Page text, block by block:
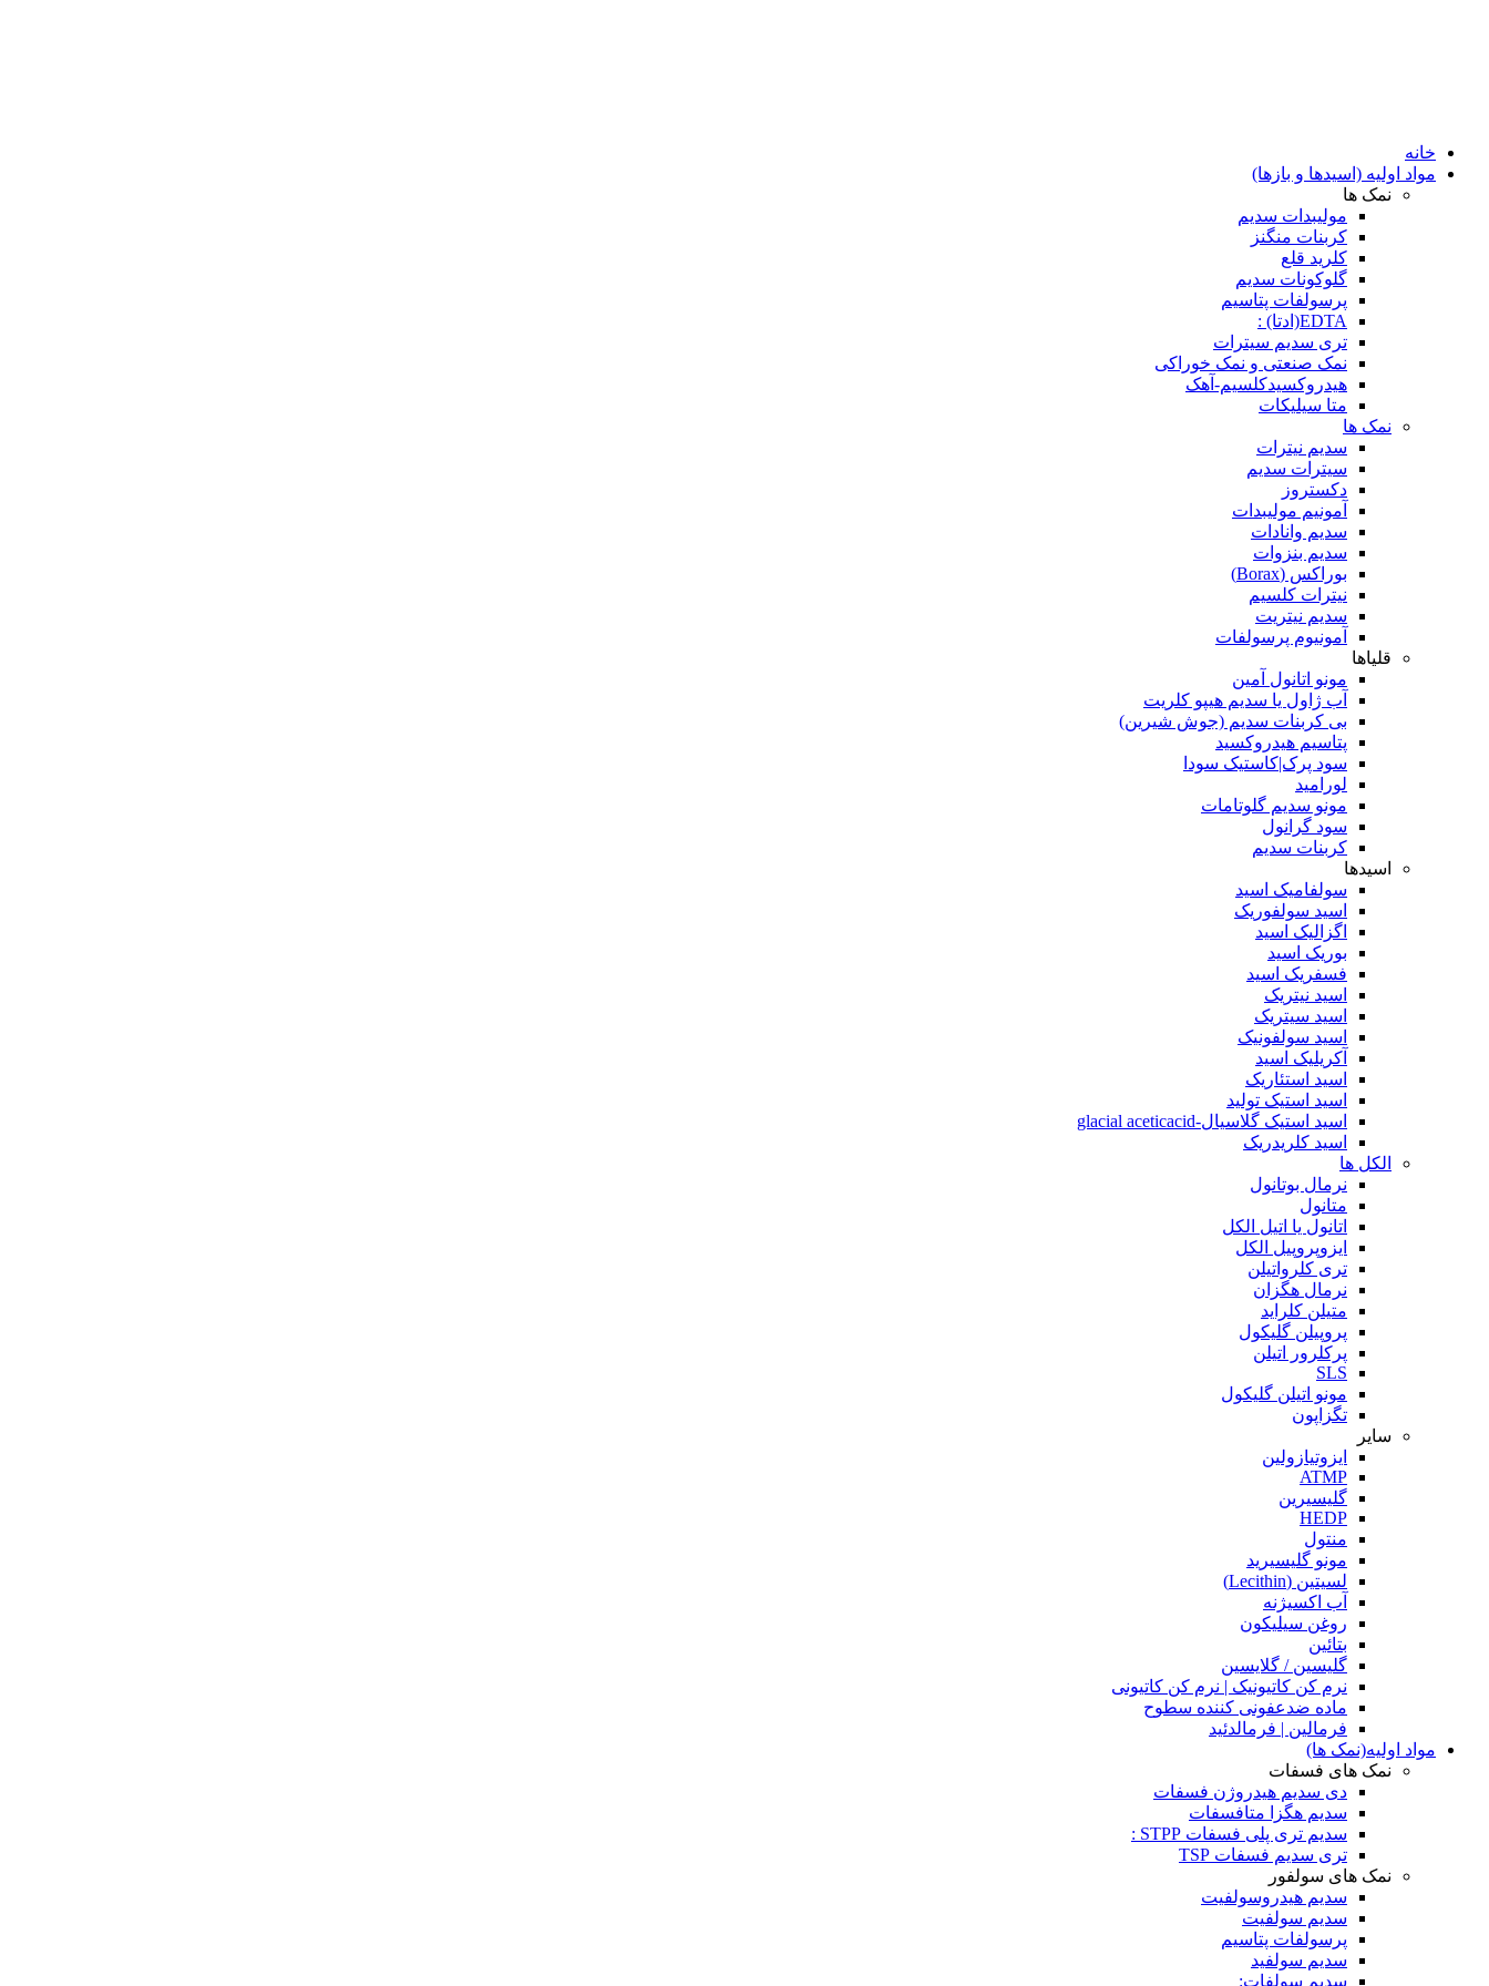
خانه
مواد اولیه (اسیدها و بازها)
نمک ها
مولیبدات سدیم
کربنات منگنز
کلرید قلع
گلوکونات سدیم
پرسولفات پتاسیم
EDTA(ادتا) :
تری سدیم سیترات
نمک صنعتی و نمک خوراکی
هیدروکسیدکلسیم-آهک
متا سیلیکات
نمک ها
سدیم نیترات
سیترات سدیم
دکستروز
آمونیم مولیبدات
سدیم وانادات
سدیم بنزوات
بوراکس (Borax)
نیترات کلسیم
سدیم نیتریت
آمونیوم پرسولفات
قلیاها
مونو اتانول آمین
آب ژاول یا سدیم هیپو کلریت
بی کربنات سدیم (جوش شیرین)
پتاسیم هیدروکسید
سود پرک|کاستیک سودا
لورامید
مونو سدیم گلوتامات
سود گرانول
کربنات سدیم
اسیدها
سولفامیک اسید
اسید سولفوریک
اگزالیک اسید
بوریک اسید
فسفریک اسید
اسید نیتریک
اسید سیتریک
اسید سولفونیک
آکریلیک اسید
اسید استئاریک
اسید استیک تولید
اسید استیک گلاسیال-glacial aceticacid
اسید کلریدریک
الکل ها
نرمال بوتانول
متانول
اتانول یا اتیل الکل
ایزوپروپیل الکل
تری کلرواتیلن
نرمال هگزان
متیلن کلراید
پروپیلن گلیکول
پرکلرور اتیلن
SLS
مونو اتیلن گلیکول
تگزاپون
سایر
ایزوتیازولین
ATMP
گلیسیرین
HEDP
منتول
مونو گلیسیرید
لسیتین (Lecithin)
آب اکسیژنه
روغن سیلیکون
بتائین
گلیسین / گلایسین
نرم کن کاتیونیک | نرم کن کاتیونی
ماده ضدعفونی کننده سطوح
فرمالین | فرمالدئید
مواد اولیه(نمک ها)
نمک های فسفات
دی سدیم هیدروژن فسفات
سدیم هگزا متافسفات
سدیم تری پلی فسفات STPP :
تری سدیم فسفات TSP
نمک های سولفور
سدیم هیدروسولفیت
سدیم سولفیت
پرسولفات پتاسیم
سدیم سولفید
سدیم سولفات: